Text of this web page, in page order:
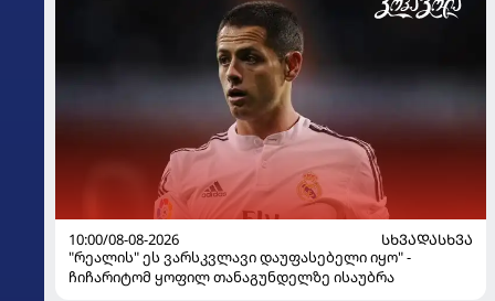
10:00/08-08-2026
ᲡᲮᲕᲐᲓᲐᲡᲮᲕᲐ
"რეალის" ეს ვარსკვლავი დაუფასებელი იყო" -
ჩიჩარიტომ ყოფილ თანაგუნდელზე ისაუბრა